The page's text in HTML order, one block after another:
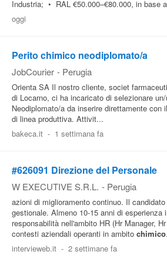
Industria; • RAL €50.000–€80.000, in base
oggi
Perito chimico neodiplomato/a
JobCourier - Perugia
Orienta SA Il nostro cliente, societ
di Locarno, ci ha incaricato di selezionare
Neodiplomato/a da inserire direttamente con
di linea produttiva. Attivit...
bakeca.it - 1 settimana fa
#626091 Direzione del Personale
W EXECUTIVE S.R.L. - Perugia
azioni di miglioramento continuo. Il
gestionale. Almeno 10-15 anni di esperienza
responsabilità nell'ambito HR (Hr Manager,
contesti aziendali operanti in ambito chimico
intervieweb.it - 2 settimane fa